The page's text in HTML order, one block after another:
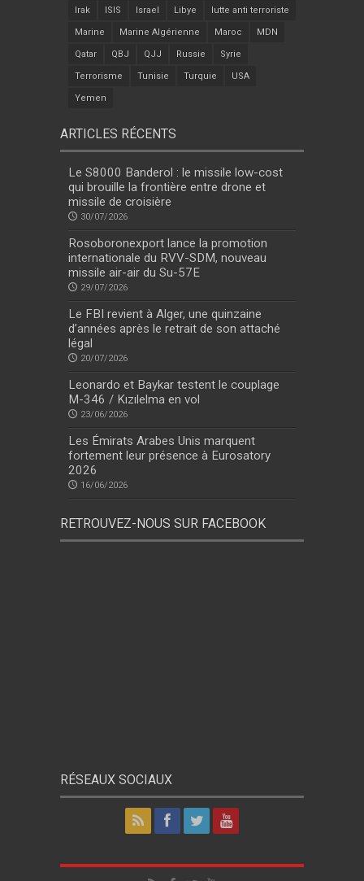
Irak ISIS Israel Libye lutte anti terroriste
Marine Marine Algérienne Maroc MDN
Qatar QBJ QJJ Russie Syrie
Terrorisme Tunisie Turquie USA
Yemen
ARTICLES RÉCENTS
Le S8000 Banderol : le missile low-cost
qui brouille la frontière entre drone et
missile de croisière
30/07/2026
Rosoboronexport lance la promotion
internationale du RVV-SDM, nouveau
missile air-air du Su-57E
29/07/2026
Le FBI revient à Alger, une quinzaine
d’années après le retrait de son attaché
légal
20/07/2026
Leonardo et Baykar testent le couplage
M-346 / Kızılelma en vol
23/06/2026
Les Émirats Arabes Unis marquent
fortement leur présence à Eurosatory
2026
16/06/2026
RETROUVEZ-NOUS SUR FACEBOOK
RÉSEAUX SOCIAUX